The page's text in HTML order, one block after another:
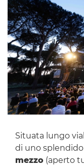
Situata lungo
di uno splendido
mezzo(aperto